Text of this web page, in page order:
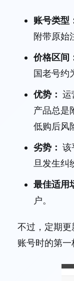
账号类型
附带原始
价格区间
国老号约
优势： 运
产品总是
低购后风
劣势： 该
旦发生纠
最佳适用
户。
不过，定期
账号时的第一